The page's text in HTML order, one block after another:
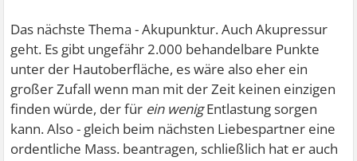
Das nächste Thema - Akupunktur. Auch Akupressur
geht. Es gibt ungefähr 2.000 behandelbare Punkte
unter der Hautoberfläche, es wäre also eher ein
großer Zufall wenn man mit der Zeit keinen einzigen
finden würde, der für ein wenigEntlastung sorgen
kann. Also - gleich beim nächsten Liebespartner eine
ordentliche Mass. beantragen, schließlich hat er auch